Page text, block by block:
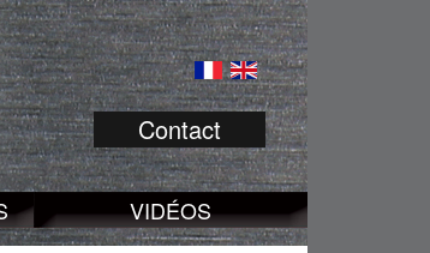
Contact
VIDÉOS